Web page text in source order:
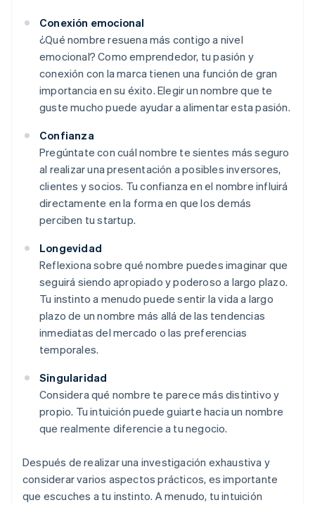
Conexión emocional
¿Qué nombre resuena más contigo a nivel
emocional? Como emprendedor, tu pasión y
conexión con la marca tienen una función de gran
importancia en su éxito. Elegir un nombre que te
guste mucho puede ayudar a alimentar esta pasión.
Confianza
Pregúntate con cuál nombre te sientes más seguro
al realizar una presentación a posibles inversores,
clientes y socios. Tu confianza en el nombre influirá
directamente en la forma en que los demás
perciben tu startup.
Longevidad
Reflexiona sobre qué nombre puedes imaginar que
seguirá siendo apropiado y poderoso a largo plazo.
Tu instinto a menudo puede sentir la vida a largo
plazo de un nombre más allá de las tendencias
inmediatas del mercado o las preferencias
temporales.
Singularidad
Considera qué nombre te parece más distintivo y
propio. Tu intuición puede guiarte hacia un nombre
que realmente diferencie a tu negocio.
Después de realizar una investigación exhaustiva y
considerar varios aspectos prácticos, es importante
que escuches a tu instinto. A menudo, tu intuición